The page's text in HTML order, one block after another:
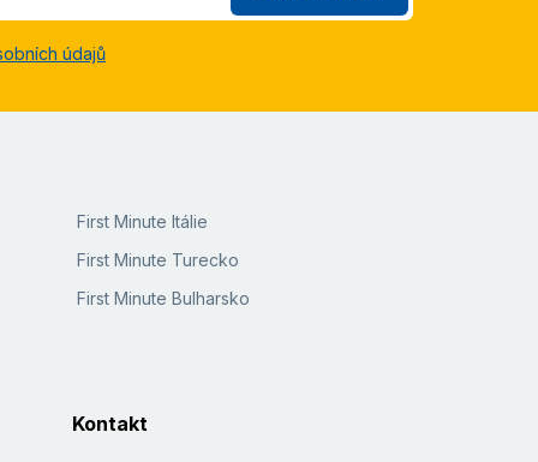
údajů
First Minute Itálie
First Minute Turecko
First Minute Bulharsko
Kontakt